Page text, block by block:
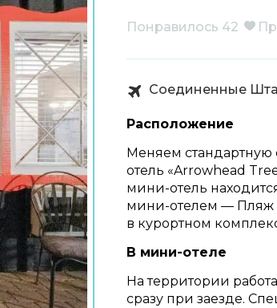
Понравилось 42
Соединенные
Расположение
Меняем стандартную
отель «Arrowhead
мини-отель
мини-отелем —
в курортном
В мини-отеле
На территории
сразу при заезде.